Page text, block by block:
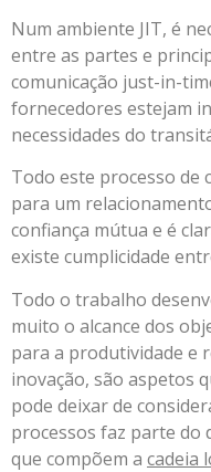
Num ambiente JIT, é
entre as partes e
comunicação just-in-
fornecedores estejam
necessidades do
Todo este processo de
para um
confiança mútua e é
existe cumplicidade
Todo o trabalho
muito o alcance dos
para a produtividade e
inovação, são aspetos
pode deixar de
processos faz parte do
que compõem a cadeia